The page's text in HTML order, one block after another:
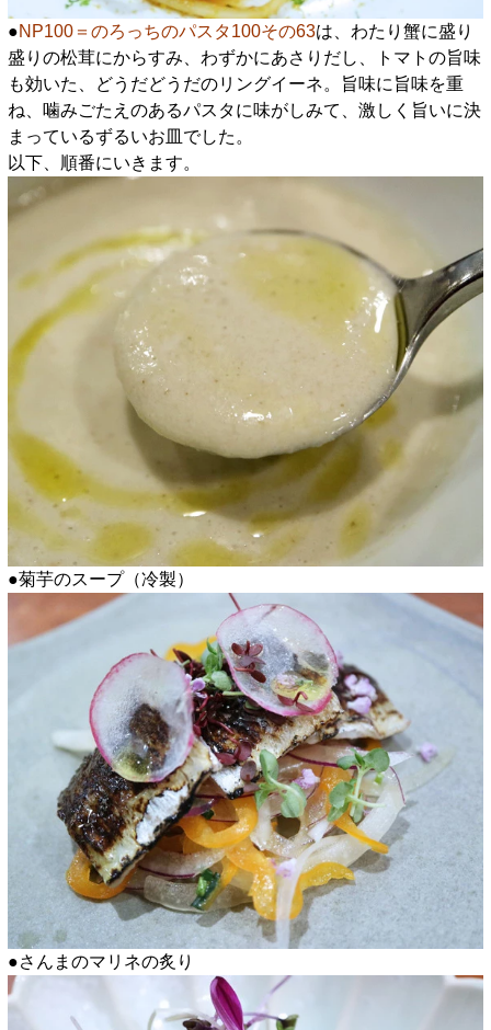
●NP100＝のろっちのパスタ100その63は、わたり蟹に盛り
盛りの松茸にからすみ、わずかにあさりだし、トマトの旨味
も効いた、どうだどうだのリングイーネ。旨味に旨味を重
ね、噛みごたえのあるパスタに味がしみて、激しく旨いに決
まっているずるいお皿でした。
以下、順番にいきます。
●菊芋のスープ（冷製）
●さんまのマリネの炙り